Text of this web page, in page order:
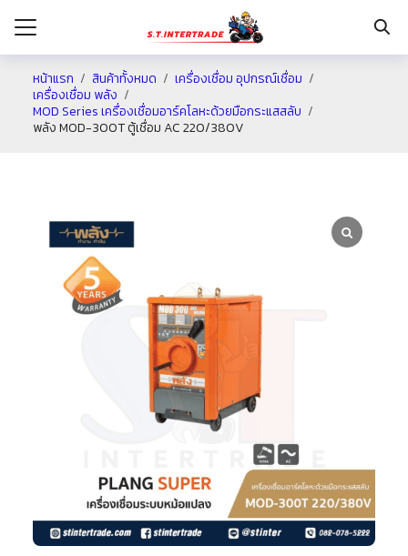
หน้าแรก สินค้าทั้งหมด
เครื่องเชื่อม อุปกรณ์เชื่อม
เครื่องเชื่อม พลัง
MOD Series เครื่องเชื่อมอาร์คโลหะด้วยมือกระแสสลับ
พลัง MOD-300T ตู้เชื่อม AC 220/380V